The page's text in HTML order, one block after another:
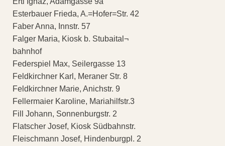
Esterbauer Frieda, A.=Hofer=Str. 42
Faber Anna, Innstr. 57
Falger Maria, Kiosk b. Stubaital¬
bahnhof
Federspiel Max, Seilergasse 13
Feldkirchner Karl, Meraner Str. 8
Feldkirchner Marie, Anichstr. 9
Fellermaier Karoline, Mariahilfstr.3
Fill Johann, Sonnenburgstr. 2
Flatscher Josef, Kiosk Südbahnstr.
Fleischmann Josef, Hindenburgpl. 2